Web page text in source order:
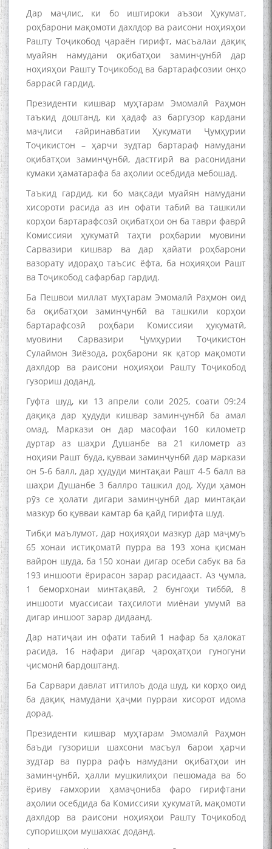
Дар маҷлис, ки бо иштироки аъзои Ҳукумат,
роҳбарони мақомоти дахлдор ва раисони ноҳияҳои
Рашту Тоҷикобод ҷараён гирифт, масъалаи дақиқ
муайян намудани оқибатҳои заминҷунбӣ дар
ноҳияҳои Рашту Тоҷикобод ва бартарафсозии онҳо
баррасӣ гардид.
Президенти кишвар муҳтарам Эмомалӣ Раҳмон
таъкид доштанд, ки ҳадаф аз баргузор кардани
маҷлиси ғайринавбатии Ҳукумати Ҷумҳурии
Тоҷикистон – ҳарчи зудтар бартараф намудани
оқибатҳои заминҷунбӣ, дастгирӣ ва расонидани
кумаки ҳаматарафа ба аҳолии осебдида мебошад.
Таъкид гардид, ки бо мақсади муайян намудани
хисороти расида аз ин офати табиӣ ва ташкили
корҳои бартарафсозӣ оқибатҳои он ба таври фаврӣ
Комиссияи ҳукуматӣ таҳти роҳбарии муовини
Сарвазири кишвар ва дар ҳайати роҳбарони
вазорату идораҳо таъсис ёфта, ба ноҳияҳои Рашт
ва Тоҷикобод сафарбар гардид.
Ба Пешвои миллат муҳтарам Эмомалӣ Раҳмон оид
ба оқибатҳои заминҷунбӣ ва ташкили корҳои
бартарафсозӣ роҳбари Комиссияи ҳукуматӣ,
муовини Сарвазири Ҷумҳурии Тоҷикистон
Сулаймон Зиёзода, роҳбарони як қатор мақомоти
дахлдор ва раисони ноҳияҳои Рашту Тоҷикобод
гузориш доданд.
Гуфта шуд, ки 13 апрели соли 2025, соати 09:24
дақиқа дар ҳудуди кишвар заминҷунбӣ ба амал
омад. Маркази он дар масофаи 160 километр
дуртар аз шаҳри Душанбе ва 21 километр аз
ноҳияи Рашт буда, қувваи заминҷунбӣ дар маркази
он 5-6 балл, дар ҳудуди минтақаи Рашт 4-5 балл ва
шаҳри Душанбе 3 баллро ташкил дод. Худи ҳамон
рӯз се ҳолати дигари заминҷунбӣ дар минтақаи
мазкур бо қувваи камтар ба қайд гирифта шуд.
Тибқи маълумот, дар ноҳияҳои мазкур дар маҷмуъ
65 хонаи истиқоматӣ пурра ва 193 хона қисман
вайрон шуда, ба 150 хонаи дигар осеби сабук ва ба
193 иншооти ёрирасон зарар расидааст. Аз ҷумла,
1 беморхонаи минтақавӣ, 2 бунгоҳи тиббӣ, 8
иншооти муассисаи таҳсилоти миёнаи умумӣ ва
дигар иншоот зарар дидаанд.
Дар натиҷаи ин офати табиӣ 1 нафар ба ҳалокат
расида, 16 нафари дигар ҷароҳатҳои гуногуни
ҷисмонӣ бардоштанд.
Ба Сарвари давлат иттилоъ дода шуд, ки корҳо оид
ба дақиқ намудани ҳаҷми пурраи хисорот идома
дорад.
Президенти кишвар муҳтарам Эмомалӣ Раҳмон
баъди гузориши шахсони масъул барои ҳарчи
зудтар ва пурра рафъ намудани оқибатҳои ин
заминҷунбӣ, ҳалли мушкилиҳои пешомада ва бо
ёриву ғамхории ҳамаҷониба фаро гирифтани
аҳолии осебдида ба Комиссияи ҳукуматӣ, мақомоти
дахлдор ва раисони ноҳияҳои Рашту Тоҷикобод
супоришҳои мушаххас доданд.